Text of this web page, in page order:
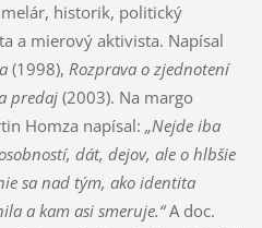
historik, politický
a mierový aktivista. Napísal
(1998), Rozprava o zjednotení
predaj(2003). Na margo
Homza napísal: „Nejde iba
dát, dejov, ale o hlbšie
sa nad tým, ako identita
a kam asi smeruje.“A doc.